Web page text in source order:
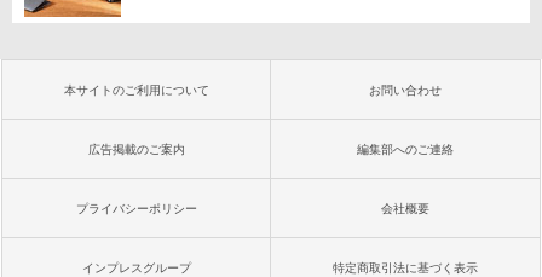
本サイトのご利用について お問い合わせ
広告掲載のご案内 編集部へのご連絡
プライバシーポリシー 会社概要
インプレスグループ 特定商取引法に基づく表示